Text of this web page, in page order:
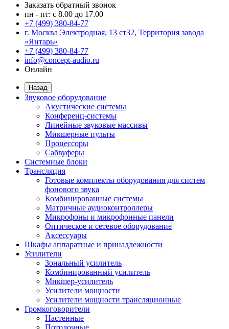
Заказать обратный звонок
пн - пт: с 8.00 до 17.00
+7 (499) 380-84-77
г. Москва Электродная, 13 ст32, Территория завода
«Янтарь»
+7 (499) 380-84-77
info@concept-audio.ru
Онлайн
Назад
Звуковое оборудование
Акустические системы
Конференц-системы
Линейные звуковые массивы
Микшерные пульты
Процессоры
Сабвуферы
Системные блоки
Трансляция
Готовые комплекты оборудования для систем
фонового звука
Комбинированные системы
Матричные аудиоконтроллеры
Микрофоны и микрофонные панели
Оптическое и сетевое оборудование
Аксессуары
Шкафы аппаратные и принадлежности
Усилители
Зональный усилитель
Комбинированный усилитель
Микшер-усилитель
Усилители мощности
Усилители мощности трансляционные
Громкоговорители
Настенные
Потолочные